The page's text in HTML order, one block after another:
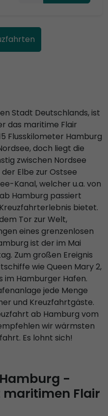
Stadt Deutschlands, ist
das maritime Flair
Flusskilometer Hamburg
doch liegt die
zwischen Nordsee
Elbe zur Ostsee
Kanal, welcher u.a. von
Hamburg passiert
bietet.
Tor zur Welt,
eines grenzenlosen
ist der im Mai
Zum großen Ereignis
wie Queen Mary 2,
im Hamburger Hafen.
jede Menge
und Kreuzfahrtgäste.
ab Hamburg vom
wir wärmsten
Es lohnt sich!
-
Flair